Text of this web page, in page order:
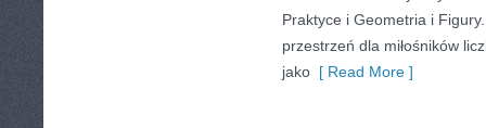
Praktyce i Geometria i
przestrzeń dla miłośników
jako [ Read More ]